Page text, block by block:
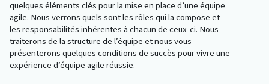
quelques éléments clés pour la mise en place d’une équipe
agile. Nous verrons quels sont les rôles qui la compose et
les responsabilités inhérentes à chacun de ceux-ci. Nous
traiterons de la structure de l’équipe et nous vous
présenterons quelques conditions de succès pour vivre une
expérience d’équipe agile réussie.